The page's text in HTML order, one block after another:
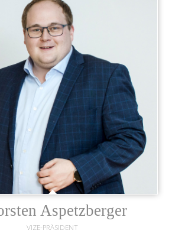
Uwe Neumann
SPONSORING / SCHRIFTFÜHRER